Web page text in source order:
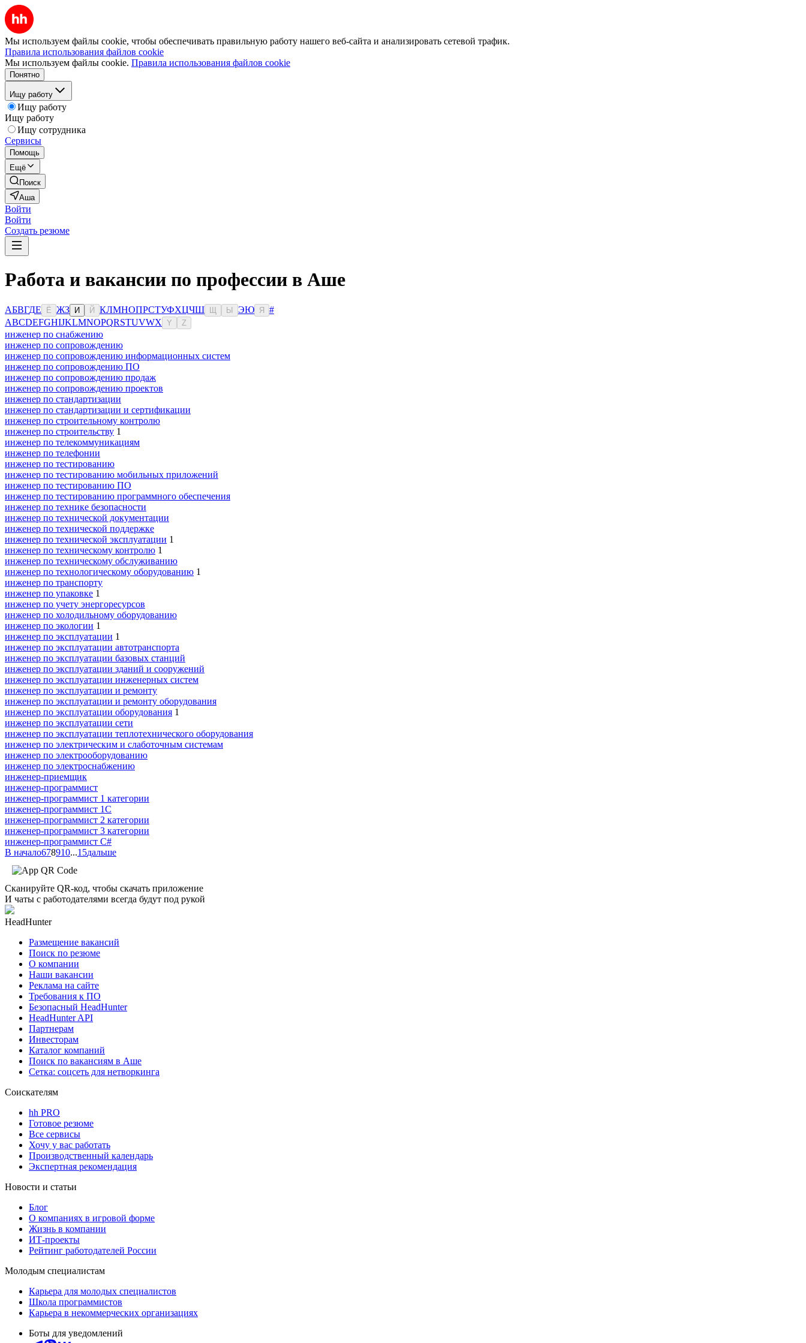
Мы используем файлы cookie, чтобы обеспечивать правильную работу нашего веб-сайта и анализировать сетевой трафик.
Правила использования файлов cookie
Мы используем файлы cookie. Правила использования файлов cookie
Понятно
Ищу работу
Ищу работу
Ищу работу
Ищу сотрудника
Сервисы
Помощь
Ещё
Поиск
Аша
Войти
Войти
Создать резюме
Работа и вакансии по профессии в Аше
АБВГДЕ Ё ЖЗ И Й КЛМНОПРСТУФХЦЧШ Ы ЭЮ Я
#
ABCDEFGHIJKLMNOPQRSTUVWX Y Z
инженер по снабжению
инженер по сопровождению
инженер по сопровождению информационных систем
инженер по сопровождению ПО
инженер по сопровождению продаж
инженер по сопровождению проектов
инженер по стандартизации
инженер по стандартизации и сертификации
инженер по строительному контролю
инженер по строительству 1
инженер по телекоммуникациям
инженер по телефонии
инженер по тестированию
инженер по тестированию мобильных приложений
инженер по тестированию ПО
инженер по тестированию программного обеспечения
инженер по технике безопасности
инженер по технической документации
инженер по технической поддержке
инженер по технической эксплуатации 1
инженер по техническому контролю 1
инженер по техническому обслуживанию
инженер по технологическому оборудованию 1
инженер по транспорту
инженер по упаковке 1
инженер по учету энергоресурсов
инженер по холодильному оборудованию
инженер по экологии 1
инженер по эксплуатации 1
инженер по эксплуатации автотранспорта
инженер по эксплуатации базовых станций
инженер по эксплуатации зданий и сооружений
инженер по эксплуатации инженерных систем
инженер по эксплуатации и ремонту
инженер по эксплуатации и ремонту оборудования
инженер по эксплуатации оборудования 1
инженер по эксплуатации сети
инженер по эксплуатации теплотехнического оборудования
инженер по электрическим и слаботочным системам
инженер по электрооборудованию
инженер по электроснабжению
инженер-приемщик
инженер-программист
инженер-программист 1 категории
инженер-программист 1С
инженер-программист 2 категории
инженер-программист 3 категории
инженер-программист C#
В начало678910...15дальше
Сканируйте QR-код, чтобы скачать приложение
И чаты с работодателями всегда будут под рукой
HeadHunter
Размещение вакансий
Поиск по резюме
О компании
Наши вакансии
Реклама на сайте
Требования к ПО
Безопасный HeadHunter
HeadHunter API
Партнерам
Инвесторам
Каталог компаний
Поиск по вакансиям в Аше
Сетка: соцсеть для нетворкинга
Соискателям
hh PRO
Готовое резюме
Все сервисы
Хочу у вас работать
Производственный календарь
Экспертная рекомендация
Новости и статьи
Блог
О компаниях в игровой форме
Жизнь в компании
ИТ-проекты
Рейтинг работодателей России
Молодым специалистам
Карьера для молодых специалистов
Школа программистов
Карьера в некоммерческих организациях
Боты для уведомлений